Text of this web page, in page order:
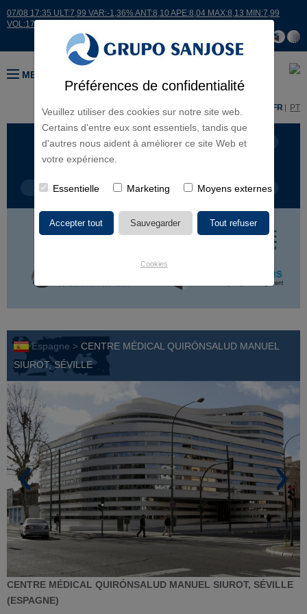
Préférences de confidentialité
Veuillez utiliser des cookies sur notre site web.
Certains d'entre eux sont essentiels, tandis que
d'autres nous aident à améliorer ce site Web et
votre expérience.
Essentielle Marketing Moyens externes
Cookies
07/08 17:35 ULT:7,99 VAR:-1,36% ANT:8,10 APE:8,04 MAX:8,13 MIN:7,99
VOL:17664
MENU
ES FR PT
LIGNES D'ACTIVITÉ CONTINENTS
TYPE DE PROJET NOM DU PROJET
Espagne > CENTRE MÉDICAL QUIRÓNSALUD MANUEL
SIUROT, SÉVILLE
CENTRE MÉDICAL QUIRÓNSALUD MANUEL SIUROT, SÉVILLE
(ESPAGNE)